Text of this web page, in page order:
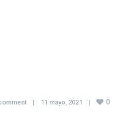
| 11 mayo, 2021 | 0